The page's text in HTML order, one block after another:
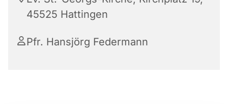
45525 Hattingen
Pfr. Hansjörg Federmann